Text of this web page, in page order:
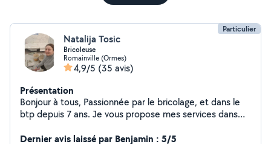
Particulier
Natalija Tosic
Bricoleuse
Romainville (Ormes)
4,9/5 (35 avis)
Présentation
Bonjour à tous, Passionnée par le bricolage, et dans le
btp depuis 7 ans. Je vous propose mes services dans
faïences/ crédence et parquets massif, contrecollé ou
Dernier avis laissé par Benjamin : 5/5